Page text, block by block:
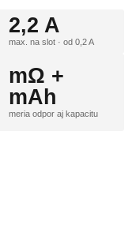
2,2 A
max. na slot · od 0,2 A
mΩ +
mAh
meria odpor aj kapacitu